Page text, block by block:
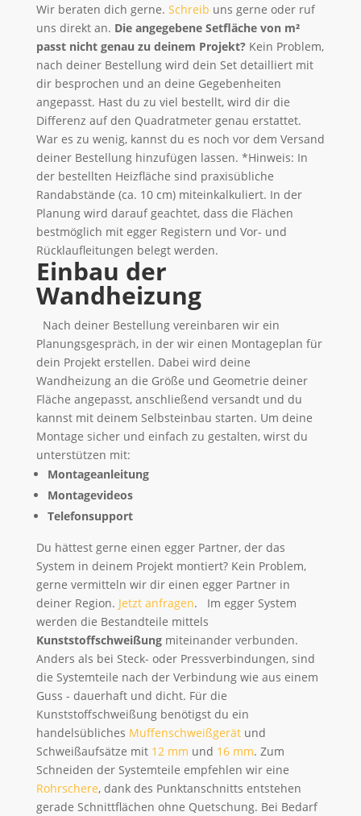
Wir beraten dich gerne. Schreib uns gerne oder ruf
uns direkt an. Die angegebene Setfläche von m²
passt nicht genau zu deinem Projekt?Kein Problem,
nach deiner Bestellung wird dein Set detailliert mit
dir besprochen und an deine Gegebenheiten
angepasst. Hast du zu viel bestellt, wird dir die
Differenz auf den Quadratmeter genau erstattet.
War es zu wenig, kannst du es noch vor dem Versand
deiner Bestellung hinzufügen lassen. *Hinweis: In
der bestellten Heizfläche sind praxisübliche
Randabstände (ca. 10 cm) miteinkalkuliert. In der
Planung wird darauf geachtet, dass die Flächen
bestmöglich mit egger Registern und Vor- und
Rücklaufleitungen belegt werden.
Einbau der
Wandheizung
Nach deiner Bestellung vereinbaren wir ein
Planungsgespräch, in der wir einen Montageplan für
dein Projekt erstellen. Dabei wird deine
Wandheizung an die Größe und Geometrie deiner
Fläche angepasst, anschließend versandt und du
kannst mit deinem Selbsteinbau starten. Um deine
Montage sicher und einfach zu gestalten, wirst du
unterstützen mit:
Montageanleitung
Montagevideos
Telefonsupport
Du hättest gerne einen egger Partner, der das
System in deinem Projekt montiert? Kein Problem,
gerne vermitteln wir dir einen egger Partner in
deiner Region. Jetzt anfragen. Im egger System
werden die Bestandteile mittels
Kunststoffschweißungmiteinander verbunden.
Anders als bei Steck- oder Pressverbindungen, sind
die Systemteile nach der Verbindung wie aus einem
Guss - dauerhaft und dicht. Für die
Kunststoffschweißung benötigst du ein
handelsübliches Muffenschweißgerätund
Schweißaufsätze mit 12 mm und 16 mm. Zum
Schneiden der Systemteile empfehlen wir eine
Rohrschere, dank des Punktanschnitts entstehen
gerade Schnittflächen ohne Quetschung. Bei Bedarf